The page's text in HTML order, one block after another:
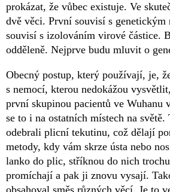
prokázat, že vůbec existuje. Ve
dvě věci. První souvisí s genetickým
souvisí s izolováním virové částice.
odděleně. Nejprve budu mluvit o
Obecný postup, který používají, je,
s nemocí, kterou nedokážou
první skupinou pacientů ve Wuhanu
se to i na ostatních místech na světě.
odebrali plicní tekutinu, což dělají
metody, kdy vám skrze ústa nebo
lanko do plic, stříknou do nich
promíchají a pak ji znovu vysají.